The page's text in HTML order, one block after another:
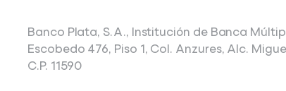
Banco Plata, S.A., Institución de Banca
Escobedo 476, Piso 1, Col. Anzures, Alc.
C.P. 11590